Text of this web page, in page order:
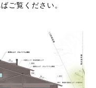
ご覧ください。